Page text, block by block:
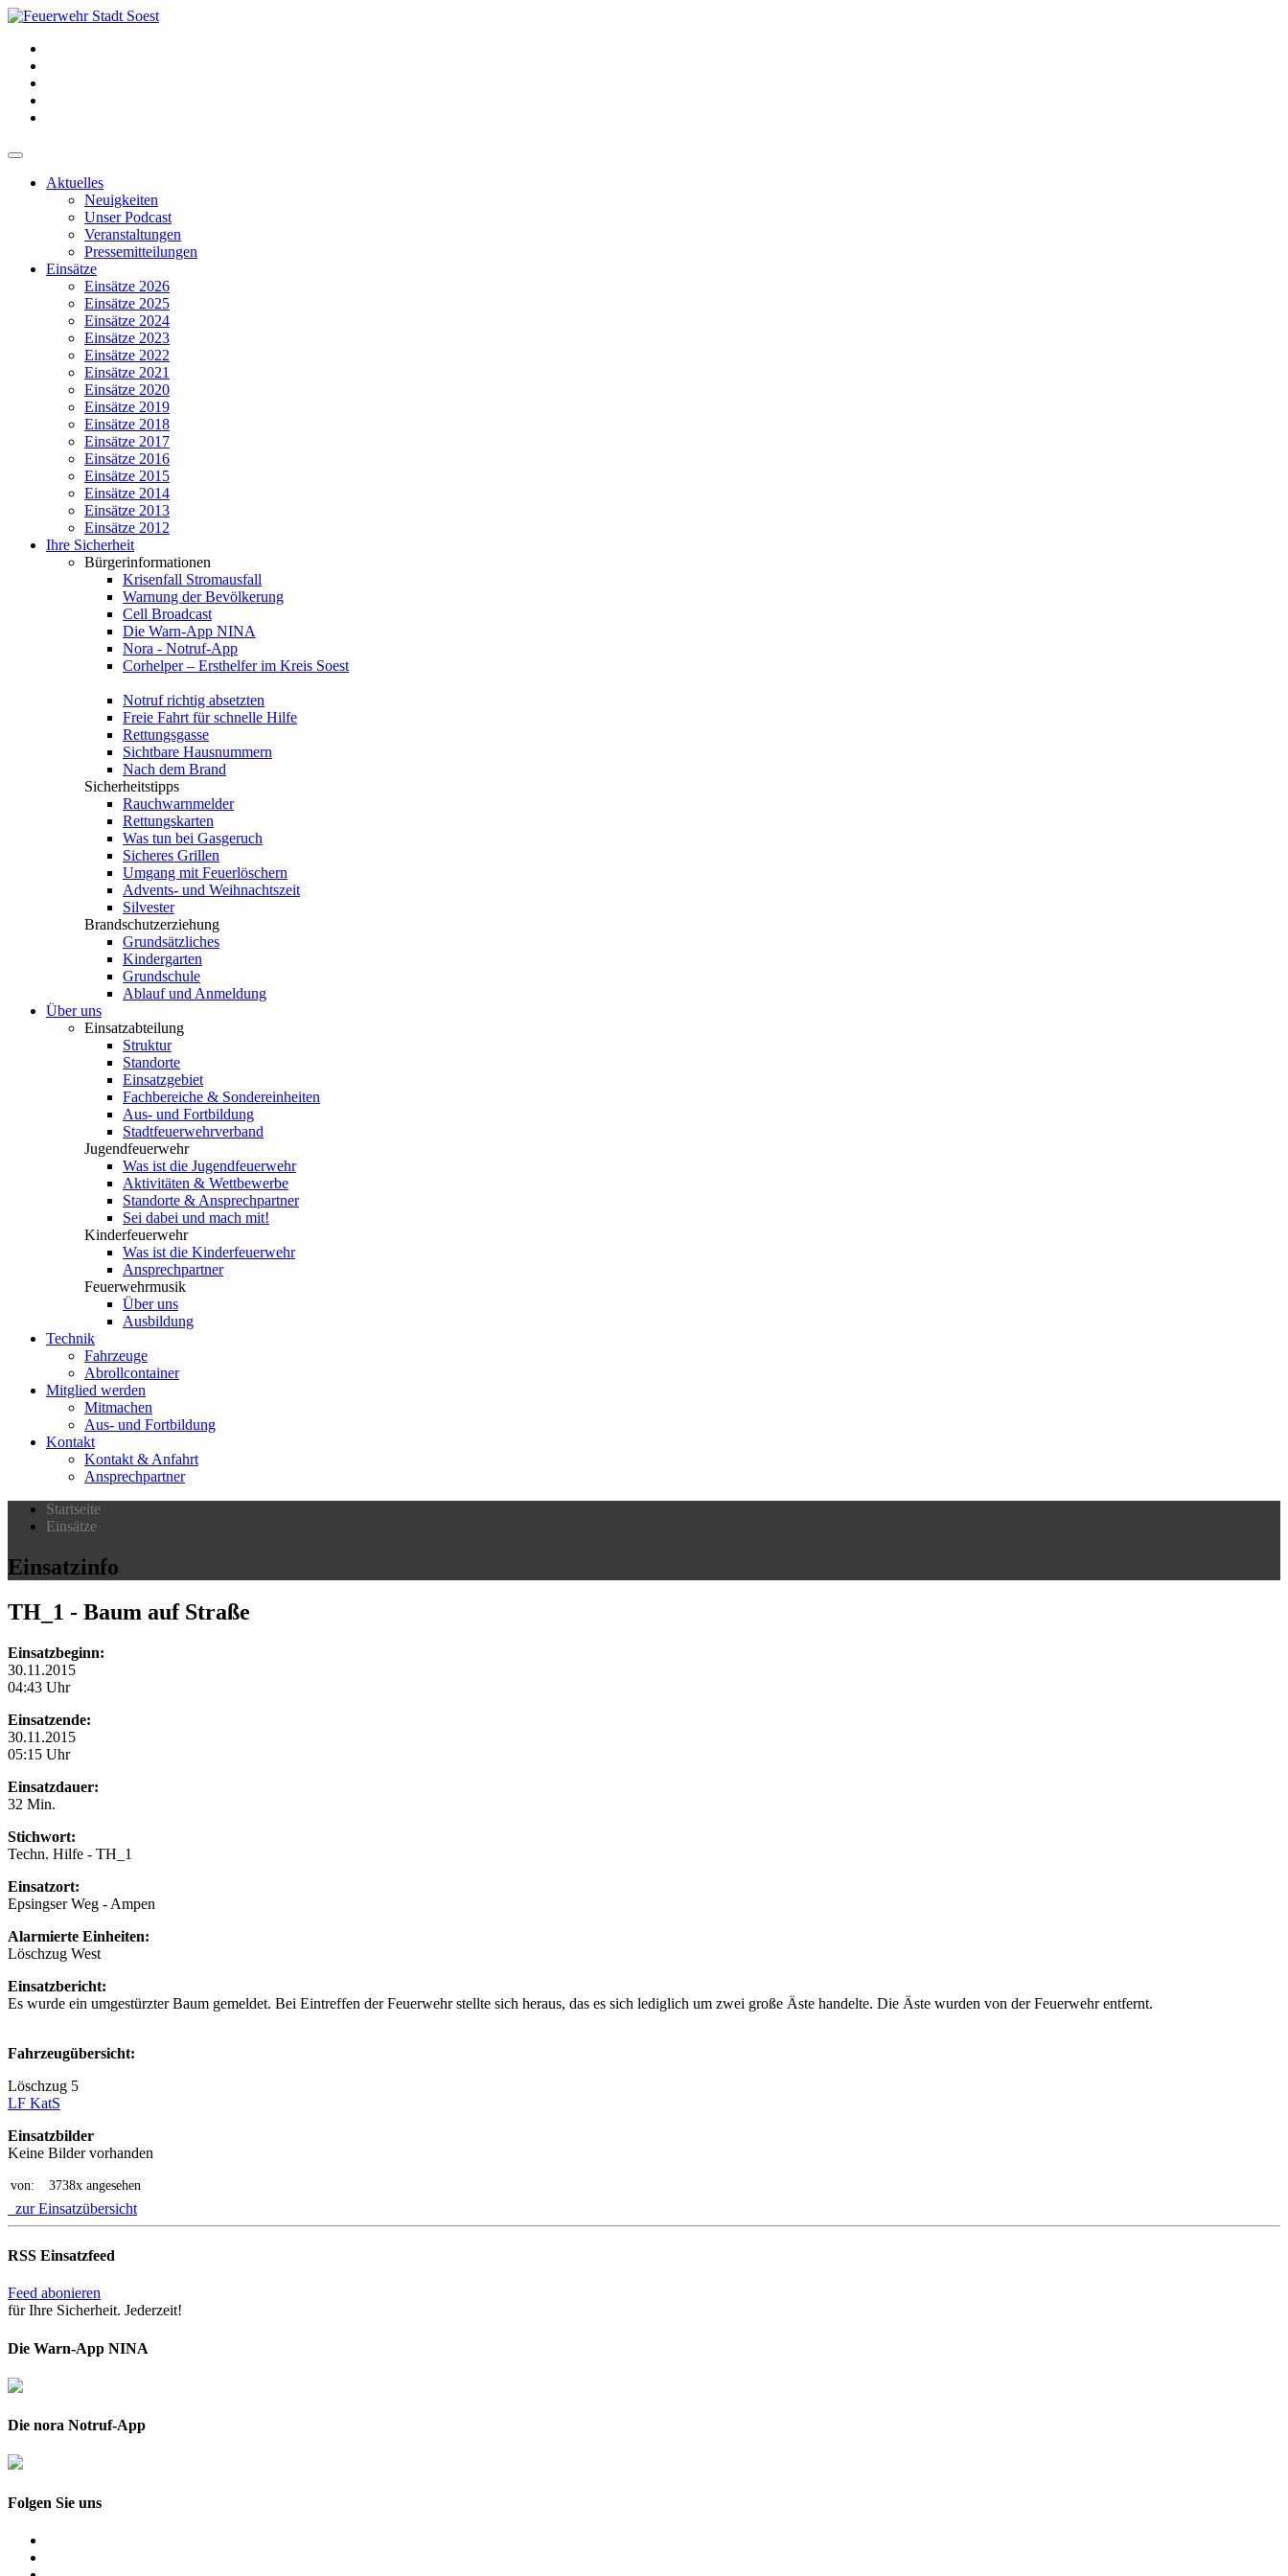
Aktuelles
Neuigkeiten
Unser Podcast
Veranstaltungen
Pressemitteilungen
Einsätze
Einsätze 2026
Einsätze 2025
Einsätze 2024
Einsätze 2023
Einsätze 2022
Einsätze 2021
Einsätze 2020
Einsätze 2019
Einsätze 2018
Einsätze 2017
Einsätze 2016
Einsätze 2015
Einsätze 2014
Einsätze 2013
Einsätze 2012
Ihre Sicherheit
Bürgerinformationen
Krisenfall Stromausfall
Warnung der Bevölkerung
Cell Broadcast
Die Warn-App NINA
Nora - Notruf-App
Corhelper – Ersthelfer im Kreis Soest
Notruf richtig absetzten
Freie Fahrt für schnelle Hilfe
Rettungsgasse
Sichtbare Hausnummern
Nach dem Brand
Sicherheitstipps
Rauchwarnmelder
Rettungskarten
Was tun bei Gasgeruch
Sicheres Grillen
Umgang mit Feuerlöschern
Advents- und Weihnachtszeit
Silvester
Brandschutzerziehung
Grundsätzliches
Kindergarten
Grundschule
Ablauf und Anmeldung
Über uns
Einsatzabteilung
Struktur
Standorte
Einsatzgebiet
Fachbereiche & Sondereinheiten
Aus- und Fortbildung
Stadtfeuerwehrverband
Jugendfeuerwehr
Was ist die Jugendfeuerwehr
Aktivitäten & Wettbewerbe
Standorte & Ansprechpartner
Sei dabei und mach mit!
Kinderfeuerwehr
Was ist die Kinderfeuerwehr
Ansprechpartner
Feuerwehrmusik
Über uns
Ausbildung
Technik
Fahrzeuge
Abrollcontainer
Mitglied werden
Mitmachen
Aus- und Fortbildung
Kontakt
Kontakt & Anfahrt
Ansprechpartner
Startseite
Einsätze
Einsatzinfo
TH_1 - Baum auf Straße
Einsatzbeginn:
30.11.2015
04:43 Uhr
Einsatzende:
30.11.2015
05:15 Uhr
Einsatzdauer:
32 Min.
Stichwort:
Techn. Hilfe - TH_1
Einsatzort:
Epsingser Weg - Ampen
Alarmierte Einheiten:
Löschzug West
Einsatzbericht:
Es wurde ein umgestürzter Baum gemeldet. Bei Eintreffen der Feuerwehr stellte sich heraus, das es sich lediglich um zwei große Äste handelte. Die Äste wurden von der Feuerwehr entfernt.
Fahrzeugübersicht:
Löschzug 5
LF KatS
Einsatzbilder
Keine Bilder vorhanden
von: 3738x angesehen
zur Einsatzübersicht
RSS Einsatzfeed
Feed abonieren
für Ihre Sicherheit. Jederzeit!
Die Warn-App NINA
Die nora Notruf-App
Folgen Sie uns